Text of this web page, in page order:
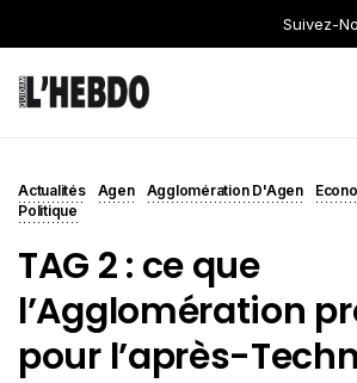
Suivez-
Actualités Agen Agglomération D'Agen
Politique
TAG 2 : ce que
l’Agglomération
pour l’après-